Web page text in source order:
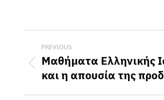
Post
navigation
PREVIOUS
Previous
post:
Μαθήματα Ελληνικής
και η απουσία της